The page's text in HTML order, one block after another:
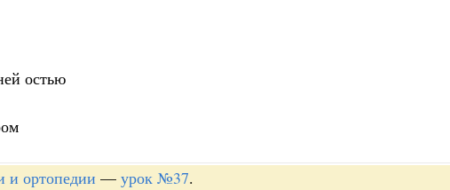
остью
и ортопедии — урок №37.